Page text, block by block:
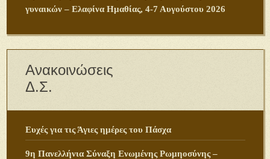
γυναικών – Ελαφίνα Ημαθίας, 4-7 Αυγούστου 2026
Ανακοινώσεις
Δ.Σ.
Ευχές για τις Άγιες ημέρες του Πάσχα
9η Πανελλήνια Σύναξη Ενωμένης Ρωμηοσύνης –